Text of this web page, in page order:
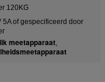
120KG
5A of gespecificeerd door
meetapparaat,